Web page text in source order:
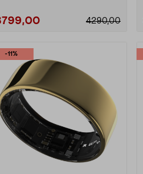
4290,00
-11%